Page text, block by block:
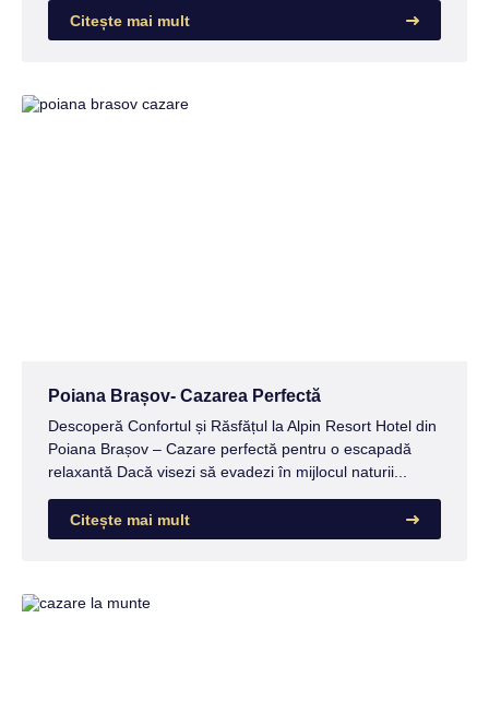
Citește mai mult
Poiana Brașov- Cazarea Perfectă
Descoperă Confortul și Răsfățul la Alpin Resort Hotel din
Poiana Brașov – Cazare perfectă pentru o escapadă
relaxantă Dacă visezi să evadezi în mijlocul naturii...
Citește mai mult